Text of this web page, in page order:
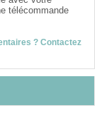
télécommande
? Contactez